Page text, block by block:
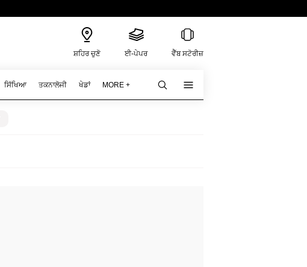
ਸ਼ਹਿਰ ਚੁਣੋ ਈ-ਪੇਪਰ ਵੈੱਬ ਸਟੋਰੀਜ਼
ਸਿੱਖਿਆ ਤਕਨਾਲੋਜੀ ਖੇਡਾਂ MORE +